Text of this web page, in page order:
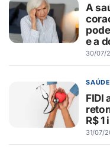
A
e a
30/07/
SAÚDE
FIDI
R$
31/07/